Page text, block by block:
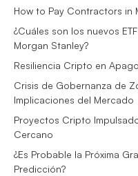
How to Pay Contractors in
¿Cuáles son los nuevos
Morgan Stanley?
Resiliencia Cripto en
Crisis de Gobernanza de
Implicaciones del Mercado
Proyectos Cripto
Cercano
¿Es Probable la Próxima
Predicción?